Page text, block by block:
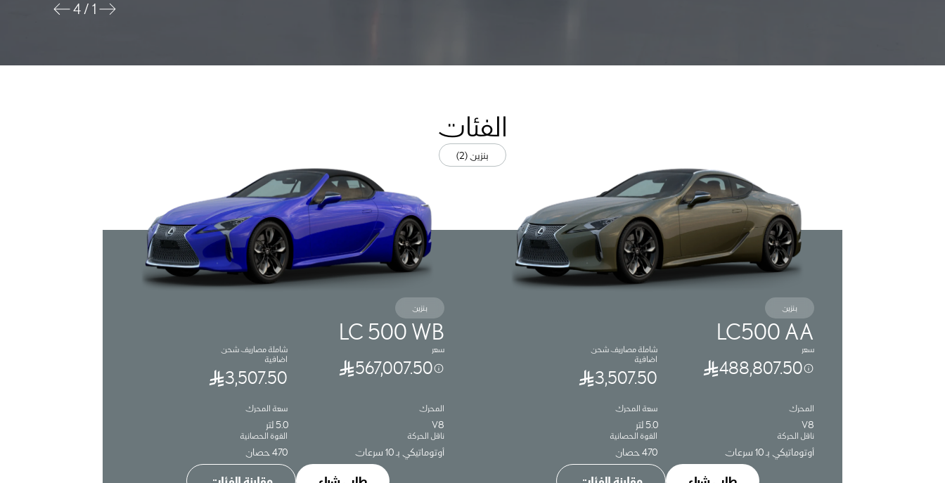
1
/
4
الفئات
بنزين (2)
بنزين
LC500 AA
سعر
488,807.50
شاملة مصاريف شحن
اضافية
3,507.50
المحرك
V8
ناقل الحركة
أوتوماتيكي بـ 10 سرعات
سعة المحرك
5.0 لتر
القوة الحصانية
470 حصان
بنزين
LC 500 WB
سعر
567,007.50
شاملة مصاريف شحن
اضافية
3,507.50
المحرك
V8
ناقل الحركة
أوتوماتيكي بـ 10 سرعات
سعة المحرك
5.0 لتر
القوة الحصانية
470 حصان